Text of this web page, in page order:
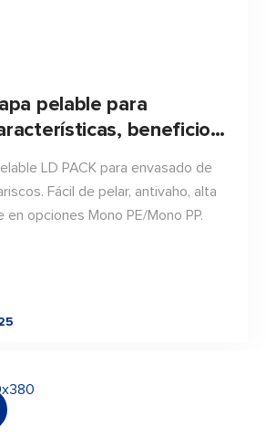
pelable para
beneficios
LD PACK para envasado de
Fácil de pelar, antivaho, alta
en opciones Mono PE/Mono PP.